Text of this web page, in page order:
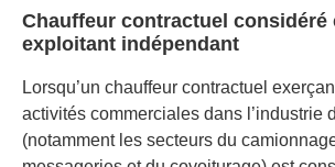
Chauffeur contractuel considéré
exploitant indépendant
Lorsqu’un chauffeur contractuel
activités commerciales dans l’industrie
(notamment les secteurs du